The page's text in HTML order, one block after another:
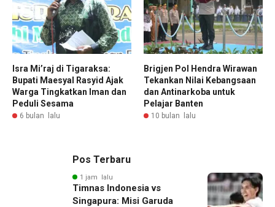
Isra Mi’raj di Tigaraksa:
Bupati Maesyal Rasyid Ajak
Warga Tingkatkan Iman dan
Peduli Sesama
6 bulan lalu
Brigjen Pol Hendra Wirawan
Tekankan Nilai Kebangsaan
dan Antinarkoba untuk
Pelajar Banten
10 bulan lalu
Pos Terbaru
1 jam lalu
Timnas Indonesia vs
Singapura: Misi Garuda